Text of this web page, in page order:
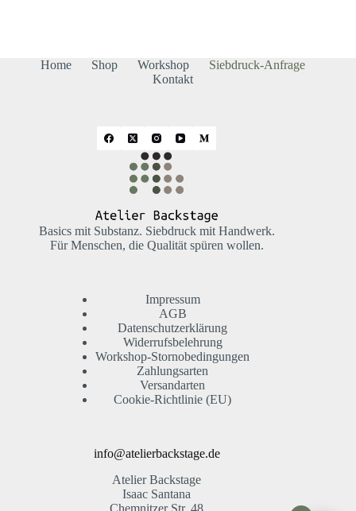
Home Shop Workshop
Siebdruck-Anfrage
Kontakt
Basics mit Substanz. Siebdruck mit Handwerk.
Für Menschen, die Qualität spüren wollen.
Impressum
AGB
Datenschutzerklärung
Widerrufsbelehrung
Workshop-Stornobedingungen
Zahlungsarten
Versandarten
Cookie-Richtlinie (EU)
info@atelierbackstage.de
Atelier Backstage
Isaac Santana